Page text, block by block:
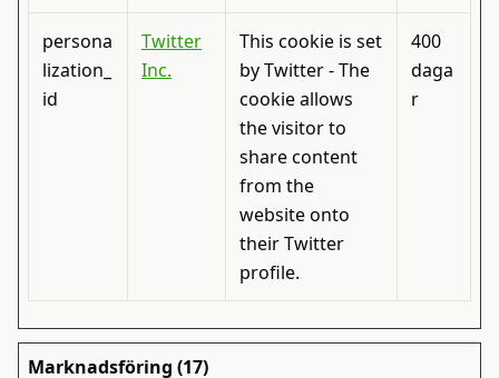
persona
lization_
id
Twitter
Inc.
This cookie is set
by Twitter - The
cookie allows
the visitor to
share content
from the
website onto
their Twitter
profile.
400
daga
r
Marknadsföring (17)